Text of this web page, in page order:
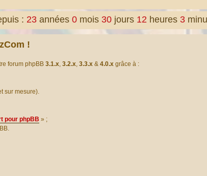
: 23 années 0 mois 30 jours 12 heures 3
!
forum phpBB 3.1.x, 3.2.x, 3.3.x & 4.0.x grâce à :
sur mesure).
pour phpBB » ;